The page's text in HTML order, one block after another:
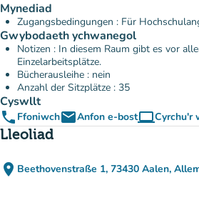
Mynediad
Zugangsbedingungen : Für
Gwybodaeth ychwanegol
Notizen : In diesem Raum gibt es vor
Einzelarbeitsplätze.
Bücherausleihe : nein
Anzahl der Sitzplätze : 35
Cyswllt
phone FfoniwchemailAnfon e-bostcomputerCyrchu'r
(tab
Lleoliad
place Beethovenstraße 1, 73430 Aalen,
(agor yn Google
(tab newydd)